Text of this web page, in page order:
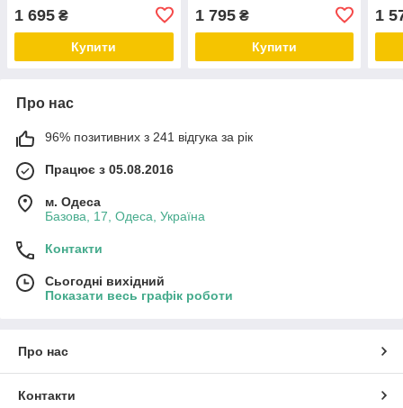
1 695 ₴
Купити
світяться)
1 795₴
Купити
1
Про нас
96% позитивних з 241 відгука за рік
Працює з 05.08.2016
м. Одеса
Базова, 17, Одеса, Україна
Контакти
Сьогодні вихідний
Показати весь графік роботи
Про нас
Контакти